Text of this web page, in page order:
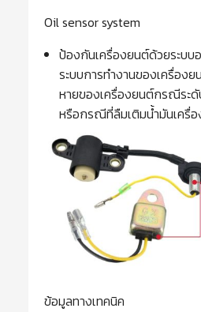
Oil sensor system
ป้องกันเครื่องยนต์ด้วยระบบ
ระบบการทำงานของเครื่อง
หายของเครื่องยนต์กรณีระดั
หรือกรณีที่ลืมเติมน้ำมันเครื่อ
ข้อมูลทางเทคนิค